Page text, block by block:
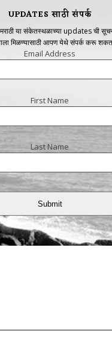
UPDATES साठी संपर्क
या संकेतस्थळाच्या updates ची
मिळण्यासाठी आपण येथे संपर्क करू
Email Address
First Name
Last Name
Submit